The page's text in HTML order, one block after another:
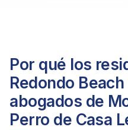
Por qué los
Redondo
abogados de
Perro de Casa